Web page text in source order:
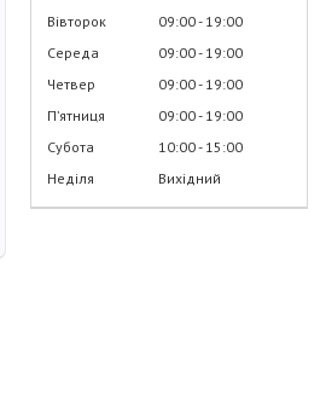
Вівторок
09:00 19:00
Середа
09:00 19:00
Четвер
09:00 19:00
Пʼятниця
09:00 19:00
Субота
10:00 15:00
Неділя
Вихідний